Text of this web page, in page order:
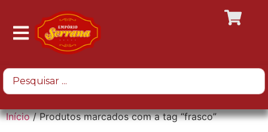
Início/ Produtos marcados com a tag “frasco”